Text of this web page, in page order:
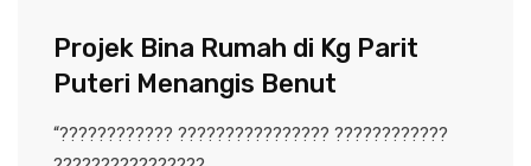
Projek Bina Rumah di Kg Parit
Puteri Menangis Benut
“???????????? ???????????????? ????????????